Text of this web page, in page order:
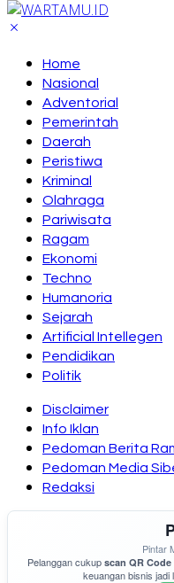
Home
Nasional
Adventorial
Pemerintah
Daerah
Peristiwa
Kriminal
Olahraga
Pariwisata
Ragam
Ekonomi
Techno
Humanoria
Sejarah
Artificial Intellegen
Pendidikan
Politik
Disclaimer
Info Iklan
Pedoman Berita
Pedoman Media
Redaksi
Pintar
Pelanggan cukup scan QR Code
keuangan bisnis jadi